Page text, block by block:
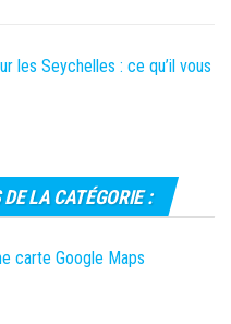
les Seychelles : ce qu’il vous
LA CATÉGORIE :
carte Google Maps